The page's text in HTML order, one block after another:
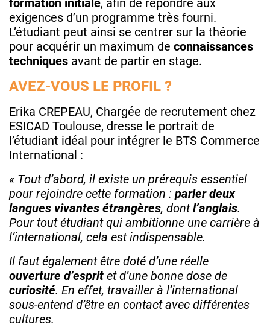
exigences d’un programme très fourni.
L’étudiant peut ainsi se centrer sur la théorie
pour acquérir un maximum de connaissances
techniques avant de partir en stage.
AVEZ-VOUS LE PROFIL ?
Erika CREPEAU, Chargée de recrutement chez
ESICAD Toulouse, dresse le portrait de
l’étudiant idéal pour intégrer le BTS Commerce
International :
« Tout d’abord, il existe un prérequis essentiel
pour rejoindre cette formation : parler deux
langues vivantes étrangères, dontl’anglais.
Pour tout étudiant qui ambitionne une carrière à
l’international, cela est indispensable.
Il faut également être doté d’une réelle
ouverture d’esprit et d’une bonne dose de
curiosité. En effet, travailler à l’international
sous-entend d’être en contact avec différentes
cultures.